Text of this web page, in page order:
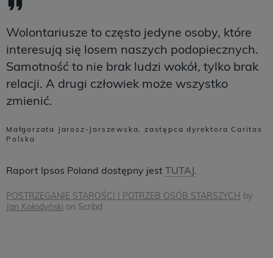
Wolontariusze to często jedyne osoby, które
interesują się losem naszych podopiecznych.
Samotność to nie brak ludzi wokół, tylko brak
relacji. A drugi człowiek może wszystko
zmienić.
Małgorzata Jarosz-Jarszewska, zastępca dyrektora Caritas
Polska
Raport Ipsos Poland dostępny jest TUTAJ.
POSTRZEGANIE STAROŚCI I POTRZEB OSÓB STARSZYCH by
Jan Kołodyński on Scribd